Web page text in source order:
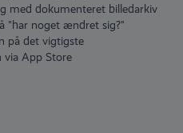
med dokumenteret billedarkiv
"har noget ændret sig?"
på det vigtigste
via App Store